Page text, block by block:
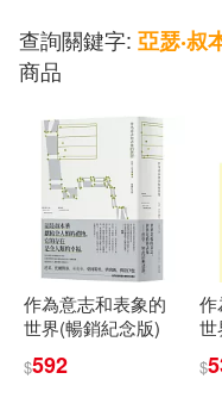
查詢關鍵字: 亞瑟‧叔
商品
作為意志和表象的
世界(暢銷紀念版)
$592
作
世
$